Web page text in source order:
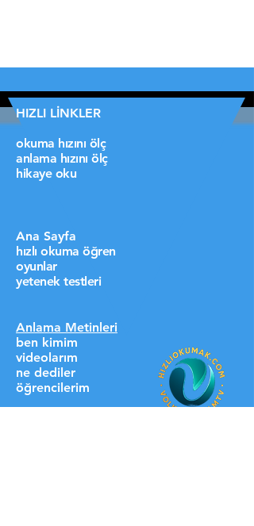
HIZLI LİNKLER
okuma hızını ölç
anlama hızını ölç
hikaye oku
Ana Sayfa
hızlı okuma öğren
oyunlar
yetenek testleri
Anlama Metinleri
ben kimim
videolarım
ne dediler
öğrencilerim